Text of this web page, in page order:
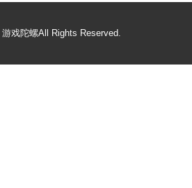
游戏陀螺All Rights Reserved.